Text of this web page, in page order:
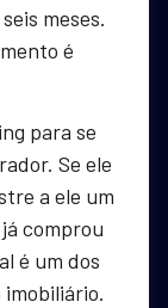
meses.
é
para se
Se ele
a ele um
comprou
é um dos